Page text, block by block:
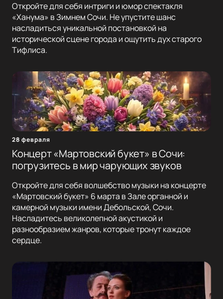
Откройте для себя интриги и юмор спектакля
«Ханума» в Зимнем Сочи. Не упустите шанс
насладиться уникальной постановкой на
исторической сцене города и ощутить дух старого
Тифлиса.
28 февраля
Концерт «Мартовский букет» в Сочи:
погрузитесь в мир чарующих звуков
Откройте для себя волшебство музыки на концерте
«Мартовский букет» 6 марта в Зале органной и
камерной музыки имени Дебольской, Сочи.
Насладитесь великолепной акустикой и
разнообразием жанров, которые тронут каждое
сердце.